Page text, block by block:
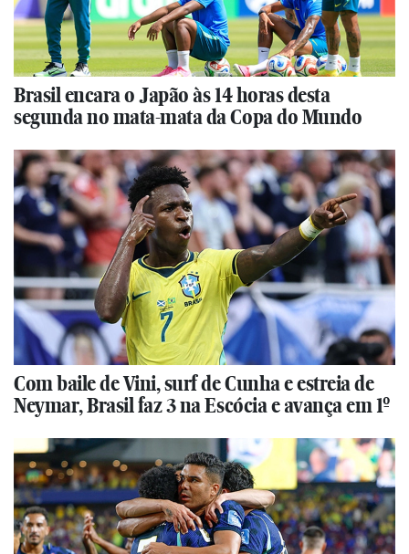
Brasil encara o Japão às 14 horas desta
segunda no mata-mata da Copa do Mundo
Com baile de Vini, surf de Cunha e estreia de
Neymar, Brasil faz 3 na Escócia e avança em 1º